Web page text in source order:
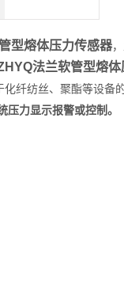
型熔体压力传感器
法兰软管型熔
纤纺丝、聚酯等设备
压力显示报警或控制。